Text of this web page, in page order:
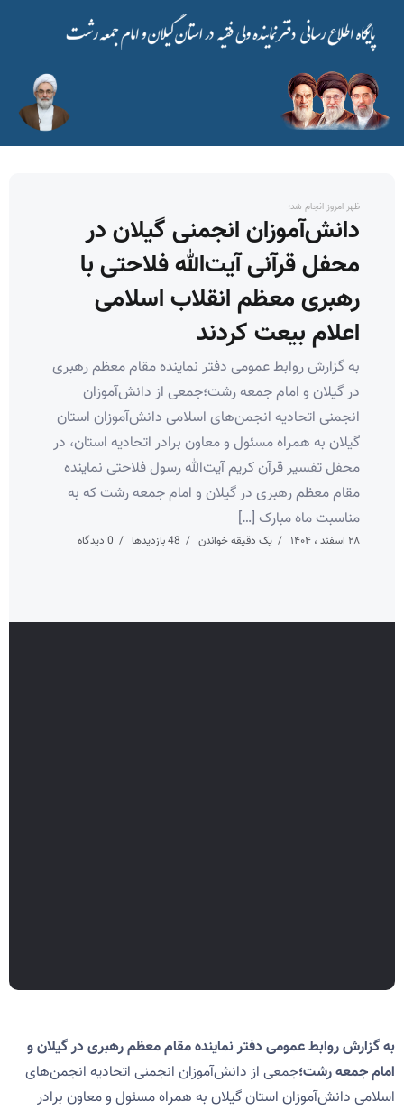
ظهر امروز انجام شد؛
دانش‌آموزان انجمنی گیلان در
محفل قرآنی آیت‌الله فلاحتی با
رهبری معظم انقلاب اسلامی
اعلام بیعت کردند
به گزارش روابط عمومی دفتر نماینده مقام معظم رهبری
در گیلان و امام جمعه رشت؛جمعی از دانش‌آموزان
انجمنی اتحادیه انجمن‌های اسلامی دانش‌آموزان استان
گیلان به همراه مسئول و معاون برادر اتحادیه استان، در
محفل تفسیر قرآن کریم آیت‌الله رسول فلاحتی نماینده
مقام معظم رهبری در گیلان و امام جمعه رشت که به
مناسبت ماه مبارک […]
۲۸ اسفند ، ۱۴۰۴ یک دقیقه خواندن 48 بازدیدها 0 دیدگاه
به گزارش روابط عمومی دفتر نماینده مقام معظم رهبری در گیلان و
امام جمعه رشت؛جمعی از دانش‌آموزان انجمنی اتحادیه انجمن‌های
اسلامی دانش‌آموزان استان گیلان به همراه مسئول و معاون برادر